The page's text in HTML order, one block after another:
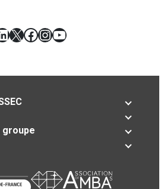
X Facebook
Instagram
YouTube